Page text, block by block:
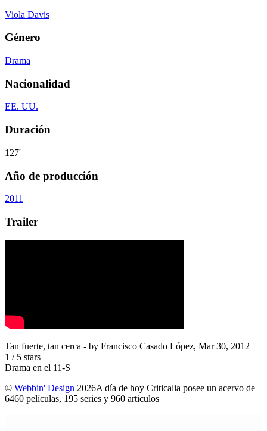
Viola Davis
Género
Drama
Nacionalidad
EE. UU.
Duración
127'
Año de producción
2011
Trailer
Tan fuerte, tan cerca - by Francisco Casado López, Mar 30, 2012
1 / 5 stars
Drama en el 11-S
© Webbin' Design 2026A día de hoy Criticalia posee un acervo de
6460 películas, 195 series y 960 articulos